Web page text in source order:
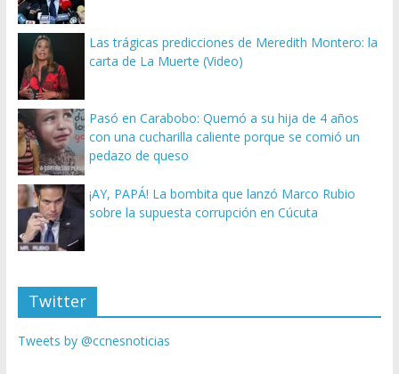
Las trágicas predicciones de Meredith Montero: la
carta de La Muerte (Video)
Pasó en Carabobo: Quemó a su hija de 4 años
con una cucharilla caliente porque se comió un
pedazo de queso
¡AY, PAPÁ! La bombita que lanzó Marco Rubio
sobre la supuesta corrupción en Cúcuta
Twitter
Tweets by @ccnesnoticias